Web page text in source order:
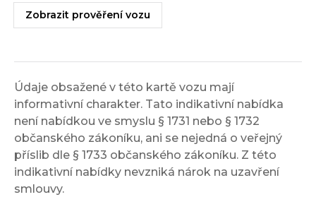
Zobrazit prověření vozu
Údaje obsažené v této kartě vozu mají
informativní charakter. Tato indikativní nabídka
není nabídkou ve smyslu § 1731 nebo § 1732
občanského zákoníku, ani se nejedná o veřejný
příslib dle § 1733 občanského zákoníku. Z této
indikativní nabídky nevzniká nárok na uzavření
smlouvy.